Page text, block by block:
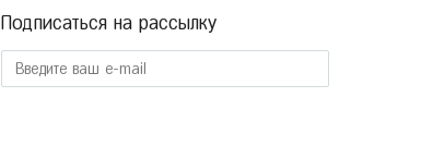
Подписаться на рассылку